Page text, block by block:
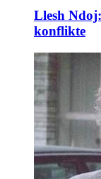
Llesh
konflikte